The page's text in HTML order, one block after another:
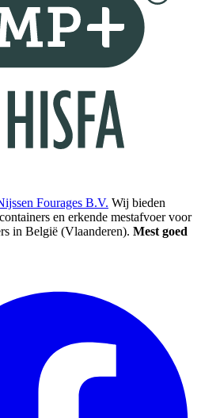
Fourages B.V. Wij bieden
en erkende mestafvoer voor
in België (Vlaanderen). Mest goed